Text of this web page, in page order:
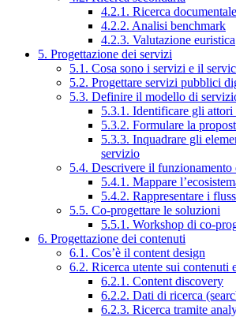
4.2.1. Ricerca documentale
4.2.2. Analisi benchmark
4.2.3. Valutazione euristica
5. Progettazione dei servizi
5.1. Cosa sono i servizi e il
5.2. Progettare servizi pubblici
5.3. Definire il modello di
5.3.1. Identificare gli
5.3.2. Formulare la
5.3.3. Inquadrare gli
servizio
5.4. Descrivere il funzionamento
5.4.1. Mappare
5.4.2. Rappresentare i
5.5. Co-progettare le soluzioni
5.5.1. Workshop di co-
6. Progettazione dei contenuti
6.1. Cos’è il content design
6.2. Ricerca utente sui contenuti
6.2.1. Content discovery
6.2.2. Dati di ricerca
6.2.3. Ricerca tramite